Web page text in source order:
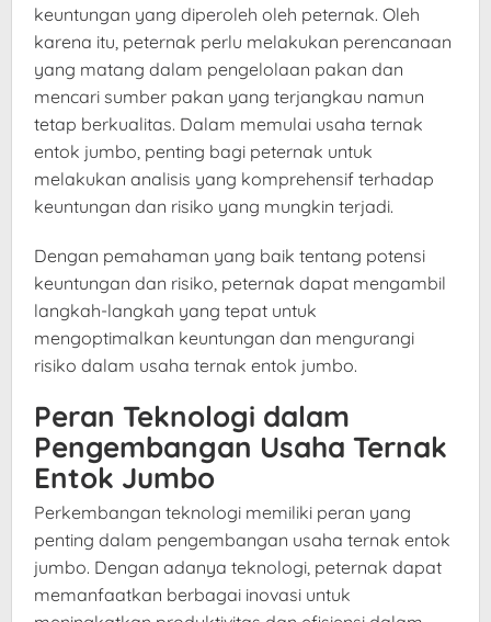
keuntungan yang diperoleh oleh peternak. Oleh
karena itu, peternak perlu melakukan perencanaan
yang matang dalam pengelolaan pakan dan
mencari sumber pakan yang terjangkau namun
tetap berkualitas. Dalam memulai usaha ternak
entok jumbo, penting bagi peternak untuk
melakukan analisis yang komprehensif terhadap
keuntungan dan risiko yang mungkin terjadi.
Dengan pemahaman yang baik tentang potensi
keuntungan dan risiko, peternak dapat mengambil
langkah-langkah yang tepat untuk
mengoptimalkan keuntungan dan mengurangi
risiko dalam usaha ternak entok jumbo.
Peran Teknologi dalam
Pengembangan Usaha Ternak
Entok Jumbo
Perkembangan teknologi memiliki peran yang
penting dalam pengembangan usaha ternak entok
jumbo. Dengan adanya teknologi, peternak dapat
memanfaatkan berbagai inovasi untuk